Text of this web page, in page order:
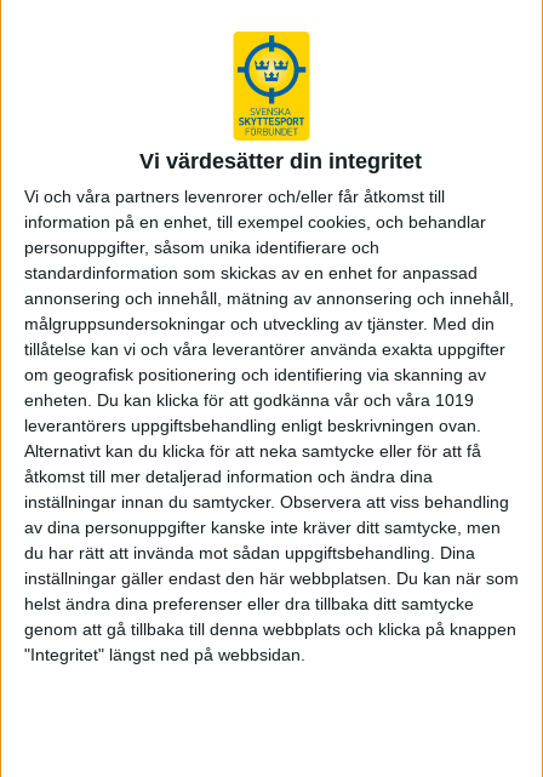
Vi värdesätter din integritet
Vi och våra partners levenrorer och/eller får åtkomst till
information på en enhet, till exempel cookies, och behandlar
personuppgifter, såsom unika identifierare och
standardinformation som skickas av en enhet for anpassad
annonsering och innehåll, mätning av annonsering och innehåll,
målgruppsundersokningar och utveckling av tjänster. Med din
tillåtelse kan vi och våra leverantörer använda exakta uppgifter
om geografisk positionering och identifiering via skanning av
enheten. Du kan klicka för att godkänna vår och våra 1019
leverantörers uppgiftsbehandling enligt beskrivningen ovan.
Alternativt kan du klicka för att neka samtycke eller för att få
åtkomst till mer detaljerad information och ändra dina
inställningar innan du samtycker. Observera att viss behandling
av dina personuppgifter kanske inte kräver ditt samtycke, men
du har rätt att invända mot sådan uppgiftsbehandling. Dina
inställningar gäller endast den här webbplatsen. Du kan när som
helst ändra dina preferenser eller dra tillbaka ditt samtycke
genom att gå tillbaka till denna webbplats och klicka på knappen
"Integritet" längst ned på webbsidan.
Nu finns allt om paraskytte samlat på
Nu finns information om paraskytte samlad på
Skyttesportförbundets hemsida. Du hittar detaljer om klasserna
SH1, SH2 och SH3, samt instruktionsfilmer som ger en tydlig
introduktion.
SvUC-Kvallista 4